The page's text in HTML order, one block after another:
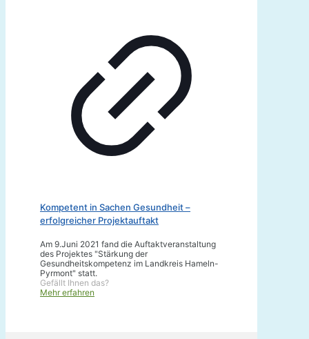
Kompetent in Sachen Gesundheit –
erfolgreicher Projektauftakt
Am 9.Juni 2021 fand die Auftaktveranstaltung
des Projektes "Stärkung der
Gesundheitskompetenz im Landkreis Hameln-
Pyrmont" statt.
Gefällt Ihnen das?
Mehr erfahren